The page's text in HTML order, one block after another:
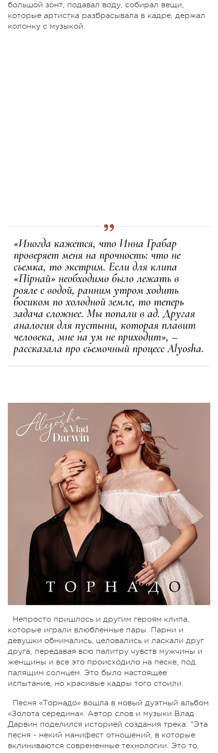
большой зонт, подавал воду, собирал вещи,
которые артистка разбрасывала в кадре, держал
колонку с музыкой.
«Иногда кажется, что Инна Грабар
проверяет меня на прочность: что не
съемка, то экстрим. Если для клипа
«Пірнай» необходимо было лежать в
рояле с водой, ранним утром ходить
босиком по холодной земле, то теперь
задача сложнее. Мы попали в ад. Другая
аналогия для пустыни, которая плавит
человека, мне на ум не приходит», –
рассказала про съемочный процесс Alyosha.
Непросто пришлось и другим героям клипа,
которые играли влюбленные пары. Парни и
девушки обнимались, целовались и ласкали друг
друга, передавая всю палитру чувств мужчины и
женщины и все это происходило на песке, под
палящим солнцем. Это было настоящее
испытание, но красивые кадры того стоили.
Песня «Торнадо» вошла в новый дуэтный альбом
«Золота середина». Автор слов и музыки Влад
Дарвин поделился историей создания трека: "Эта
песня - некий манифест отношений, в которые
вклиниваются современные технологии. Это то,